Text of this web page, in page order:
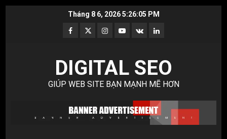
Tháng 8 6, 20265:26:06 PM
Facebook
TwitterInstagram
Youtube
VK LinkedIn
DIGITAL SEO
GIÚP WEB SITE BẠN MẠNH MẼ HƠN